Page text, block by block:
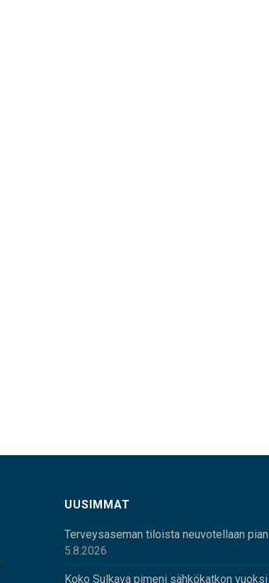
UUSIMMAT
Terveysaseman tiloista neuvotellaan pian
5.8.2026
Koko Sulkava pimeni sähkökatkon vuoksi